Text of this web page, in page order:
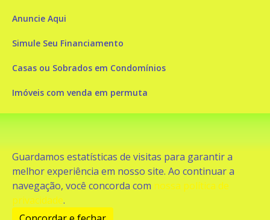
Guardamos estatísticas de visitas para garantir a
melhor experiência em nosso site. Ao continuar a
navegação, você concorda com nossa política de
privacidade.
Anuncie Aqui
Simule Seu Financiamento
Casas ou Sobrados em Condomínios
Imóveis com venda em permuta
Imóveis com Vista para o Mar
Casa com piscina
Apartamento com piscina
Condomínio fechado